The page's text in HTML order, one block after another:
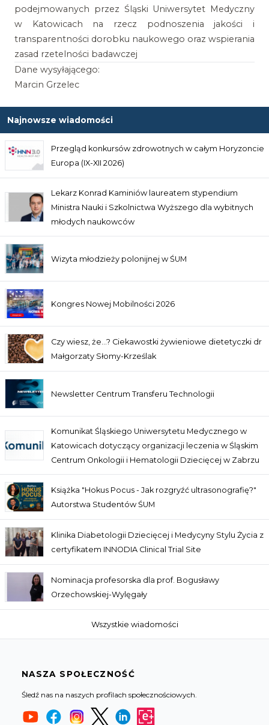
podejmowanych przez Śląski Uniwersytet Medyczny
w Katowicach na rzecz podnoszenia jakości i
transparentności dorobku naukowego oraz wspierania
zasad rzetelności badawczej
Dane wysyłającego:
Marcin Grzelec
Najnowsze wiadomości
Przegląd konkursów zdrowotnych w całym Horyzoncie
Europa (IX-XII 2026)
Lekarz Konrad Kaminiów laureatem stypendium
Ministra Nauki i Szkolnictwa Wyższego dla wybitnych
młodych naukowców
Wizyta młodzieży polonijnej w ŚUM
Kongres Nowej Mobilności 2026
Czy wiesz, że…? Ciekawostki żywieniowe dietetyczki dr
Małgorzaty Słomy-Krześlak
Newsletter Centrum Transferu Technologii
Komunikat Śląskiego Uniwersytetu Medycznego w
Katowicach dotyczący organizacji leczenia w Śląskim
Centrum Onkologii i Hematologii Dziecięcej w Zabrzu
Książka "Hokus Pocus - Jak rozgryźć ultrasonografię?"
Autorstwa Studentów ŚUM
Klinika Diabetologii Dziecięcej i Medycyny Stylu Życia z
certyfikatem INNODIA Clinical Trial Site
Nominacja profesorska dla prof. Bogusławy
Orzechowskiej-Wylęgały
Wszystkie wiadomości
NASZA SPOŁECZNOŚĆ
Śledź nas na naszych profilach społecznościowych.